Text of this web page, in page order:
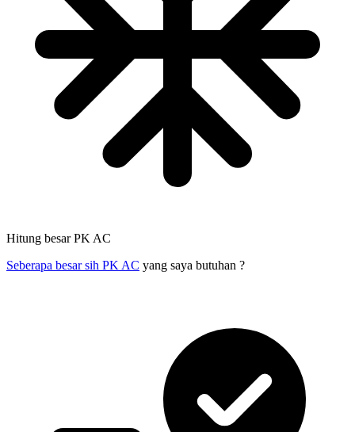
Hitung besar PK AC
Seberapa besar sih PK AC yang saya butuhan ?